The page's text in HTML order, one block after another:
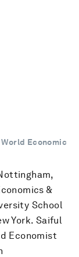
Economic
&
School
York. Saiful
Economist